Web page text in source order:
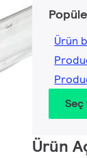
Ürün
Seç
Ürün